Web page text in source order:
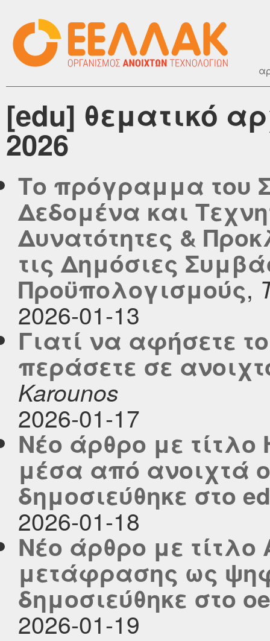
[edu] θεματικό
2026
Το πρόγραμμα του
Δεδομένα και
Δυνατότητες &
τις Δημόσιες
Προϋπολογισμούς,
2026-01-13
Γιατί να αφήσετε
περάσετε σε
Karounos
2026-01-17
Νέο άρθρο με
μέσα από ανοιχτά
δημοσιεύθηκε στο
2026-01-18
Νέο άρθρο με
μετάφρασης ως
δημοσιεύθηκε στο
2026-01-19